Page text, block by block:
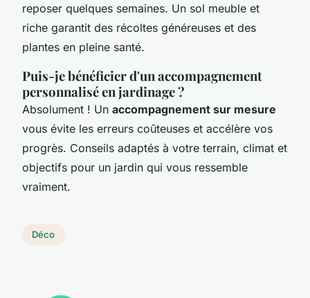
reposer quelques semaines. Un sol meuble et
riche garantit des récoltes généreuses et des
plantes en pleine santé.
Puis-je bénéficier d'un accompagnement
personnalisé en jardinage ?
Absolument ! Un accompagnement sur mesure
vous évite les erreurs coûteuses et accélère vos
progrès. Conseils adaptés à votre terrain, climat et
objectifs pour un jardin qui vous ressemble
vraiment.
Déco